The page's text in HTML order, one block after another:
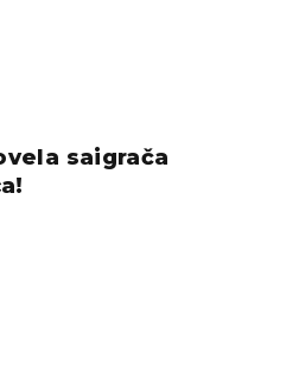
saigrača